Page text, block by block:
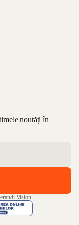
noutăți în
Vision